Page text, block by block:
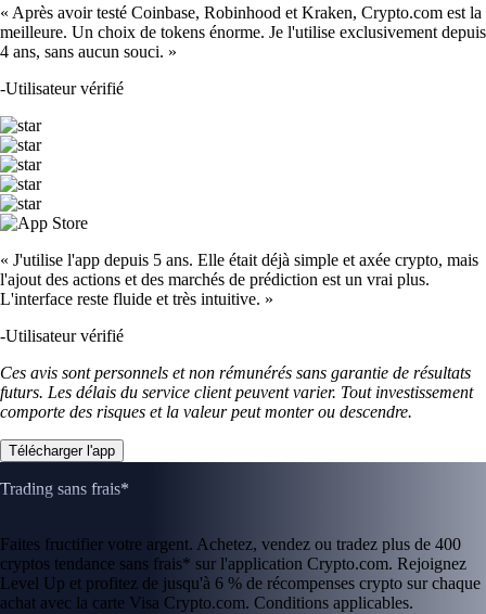
« Après avoir testé Coinbase, Robinhood et Kraken, Crypto.com est la
meilleure. Un choix de tokens énorme. Je l'utilise exclusivement depuis
4 ans, sans aucun souci. »
-Utilisateur vérifié
« J'utilise l'app depuis 5 ans. Elle était déjà simple et axée crypto, mais
l'ajout des actions et des marchés de prédiction est un vrai plus.
L'interface reste fluide et très intuitive. »
-Utilisateur vérifié
Ces avis sont personnels et non rémunérés sans garantie de résultats
futurs. Les délais du service client peuvent varier. Tout investissement
comporte des risques et la valeur peut monter ou descendre.
Télécharger l'app
Trading sans frais*
Faites fructifier votre argent. Achetez, vendez ou tradez plus de 400
cryptos tendance sans frais* sur l'application Crypto.com. Rejoignez
Level Up et profitez de jusqu'à 6 % de récompenses crypto sur chaque
achat avec la carte Visa Crypto.com. Conditions applicables.